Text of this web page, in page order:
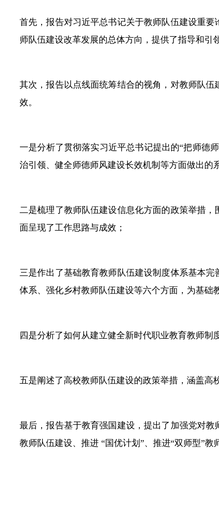
首先，报告对习近平总书记关于教师队伍建设重
师队伍建设改革发展的总体方向，提供了指导和引
其次，报告以点线面统筹结合的视角，对教师队
效。
一是分析了贯彻落实习近平总书记提出的“把师德
治引领、健全师德师风建设长效机制等方面做出的
二是梳理了教师队伍建设信息化方面的政策举措
面呈现了工作思路与成效；
三是作出了基础教育教师队伍建设制度体系基本
体系、强化乡村教师队伍建设等六个方面，为基础
四是分析了如何从建立健全新时代职业教育教师
五是阐述了高校教师队伍建设的政策举措，涵盖
最后，报告基于教育强国建设，提出了加强党对
教师队伍建设、推进 “国优计划”、推进“双师型”